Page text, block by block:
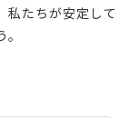
私たちが安定して